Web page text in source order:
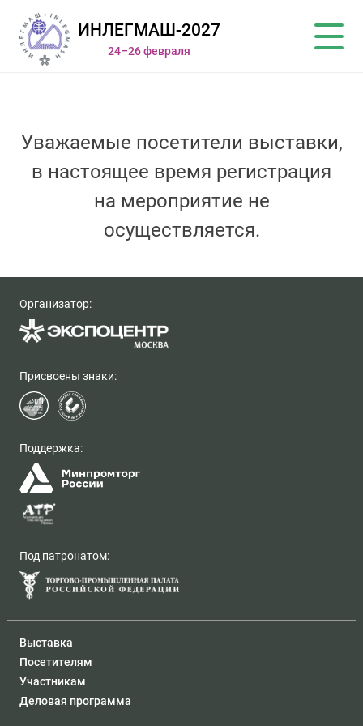
ИНЛЕГМАШ-2027
24–26 февраля
Уважаемые посетители выставки,
в настоящее время регистрация
на мероприятие не
осуществляется.
Организатор:
Присвоены знаки:
Поддержка:
Под патронатом:
Выставка
Посетителям
Участникам
Деловая программа